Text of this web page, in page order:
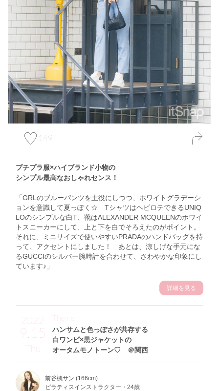
149
プチプラ服×ハイブランド小物の
シンプル最高なおしゃれセンス！
「GRLのブルーパンツを主役にしつつ、ホワイトグラデーシ
ョンを意識して夏っぽく☆ TシャツはヘビロテできるUNIQ
LOのシンプルな白T、靴はALEXANDER MCQUEENのホワイ
トスニーカーにして、上と下を白でそろえたのがポイント。
それに、ミニサイズで使いやすいPRADAのハンドバッグを持
って、アクセントにしました！ あとは、涼しげな手元にな
るGUCCIのシルバー腕時計を合わせて、さわやかな印象にし
ています♪」
詳細を見る
9.15
Thu
ハンサムと色っぽさが共存する
白ワンピ×黒ジャケットの
オータムモノトーン♡ ＠関西
Theme
前谷楓サン (166cm)
ピラティスインストラクター・24歳